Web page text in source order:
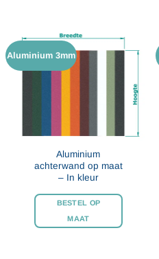
Aluminium 3mm
Aluminium
achterwand op maat
– In kleur
BESTEL OP
MAAT